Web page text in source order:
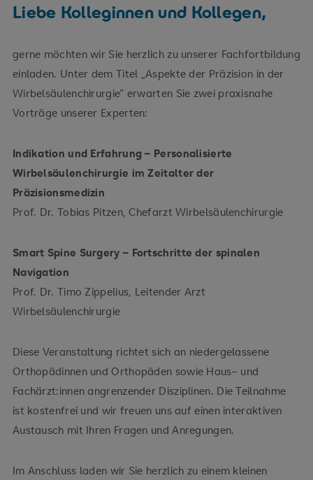
Liebe Kolleginnen und Kollegen,
gerne möchten wir Sie herzlich zu unserer Fachfortbildung
einladen. Unter dem Titel „Aspekte der Präzision in der
Wirbelsäulenchirurgie“ erwarten Sie zwei praxisnahe
Vorträge unserer Experten:
Indikation und Erfahrung – Personalisierte
Wirbelsäulenchirurgie im Zeitalter der
Präzisionsmedizin
Prof. Dr. Tobias Pitzen, Chefarzt Wirbelsäulenchirurgie
Smart Spine Surgery – Fortschritte der spinalen
Navigation
Prof. Dr. Timo Zippelius, Leitender Arzt
Wirbelsäulenchirurgie
Diese Veranstaltung richtet sich an niedergelassene
Orthopädinnen und Orthopäden sowie Haus– und
Fachärzt:innen angrenzender Disziplinen. Die Teilnahme
ist kostenfrei und wir freuen uns auf einen interaktiven
Austausch mit Ihren Fragen und Anregungen.
Im Anschluss laden wir Sie herzlich zu einem kleinen